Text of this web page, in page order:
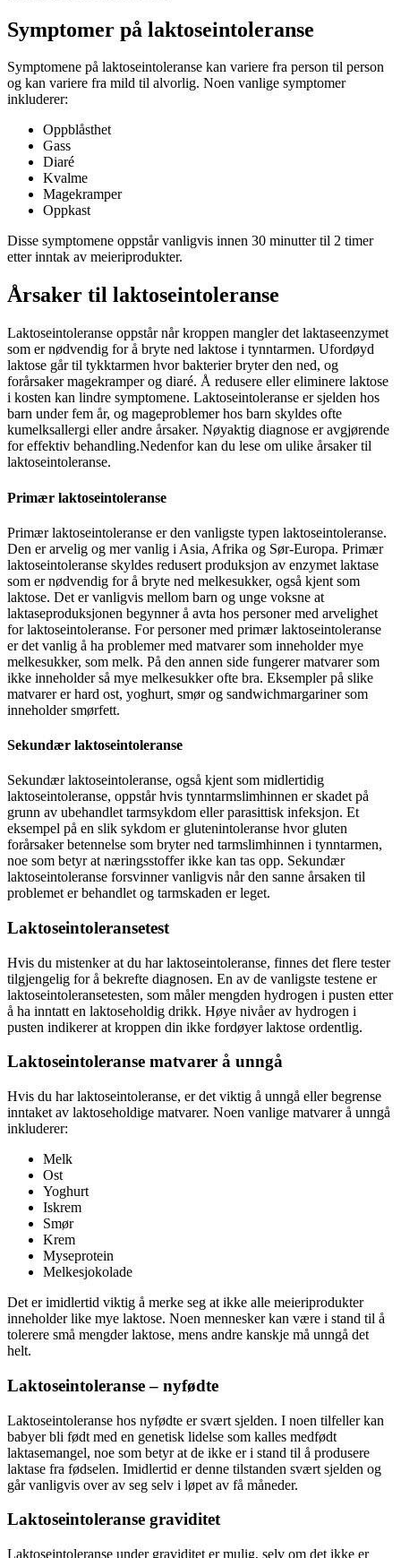
Symptomer på laktoseintoleranse
Symptomene på laktoseintoleranse kan variere fra person til person
og kan variere fra mild til alvorlig. Noen vanlige symptomer
inkluderer:
Oppblåsthet
Gass
Diaré
Kvalme
Magekramper
Oppkast
Disse symptomene oppstår vanligvis innen 30 minutter til 2 timer
etter inntak av meieriprodukter.
Årsaker til laktoseintoleranse
Laktoseintoleranse oppstår når kroppen mangler det laktaseenzymet
som er nødvendig for å bryte ned laktose i tynntarmen. Ufordøyd
laktose går til tykktarmen hvor bakterier bryter den ned, og
forårsaker magekramper og diaré. Å redusere eller eliminere laktose
i kosten kan lindre symptomene. Laktoseintoleranse er sjelden hos
barn under fem år, og mageproblemer hos barn skyldes ofte
kumelksallergi eller andre årsaker. Nøyaktig diagnose er avgjørende
for effektiv behandling.Nedenfor kan du lese om ulike årsaker til
laktoseintoleranse.
Primær laktoseintoleranse
Primær laktoseintoleranse er den vanligste typen laktoseintoleranse.
Den er arvelig og mer vanlig i Asia, Afrika og Sør-Europa. Primær
laktoseintoleranse skyldes redusert produksjon av enzymet laktase
som er nødvendig for å bryte ned melkesukker, også kjent som
laktose. Det er vanligvis mellom barn og unge voksne at
laktaseproduksjonen begynner å avta hos personer med arvelighet
for laktoseintoleranse. For personer med primær laktoseintoleranse
er det vanlig å ha problemer med matvarer som inneholder mye
melkesukker, som melk. På den annen side fungerer matvarer som
ikke inneholder så mye melkesukker ofte bra. Eksempler på slike
matvarer er hard ost, yoghurt, smør og sandwichmargariner som
inneholder smørfett.
Sekundær laktoseintoleranse
Sekundær laktoseintoleranse, også kjent som midlertidig
laktoseintoleranse, oppstår hvis tynntarmslimhinnen er skadet på
grunn av ubehandlet tarmsykdom eller parasittisk infeksjon. Et
eksempel på en slik sykdom er glutenintoleranse hvor gluten
forårsaker betennelse som bryter ned tarmslimhinnen i tynntarmen,
noe som betyr at næringsstoffer ikke kan tas opp. Sekundær
laktoseintoleranse forsvinner vanligvis når den sanne årsaken til
problemet er behandlet og tarmskaden er leget.
Laktoseintoleransetest
Hvis du mistenker at du har laktoseintoleranse, finnes det flere tester
tilgjengelig for å bekrefte diagnosen. En av de vanligste testene er
laktoseintoleransetesten, som måler mengden hydrogen i pusten etter
å ha inntatt en laktoseholdig drikk. Høye nivåer av hydrogen i
pusten indikerer at kroppen din ikke fordøyer laktose ordentlig.
Laktoseintoleranse matvarer å unngå
Hvis du har laktoseintoleranse, er det viktig å unngå eller begrense
inntaket av laktoseholdige matvarer. Noen vanlige matvarer å unngå
inkluderer:
Melk
Ost
Yoghurt
Iskrem
Smør
Krem
Myseprotein
Melkesjokolade
Det er imidlertid viktig å merke seg at ikke alle meieriprodukter
inneholder like mye laktose. Noen mennesker kan være i stand til å
tolerere små mengder laktose, mens andre kanskje må unngå det
helt.
Laktoseintoleranse – nyfødte
Laktoseintoleranse hos nyfødte er svært sjelden. I noen tilfeller kan
babyer bli født med en genetisk lidelse som kalles medfødt
laktasemangel, noe som betyr at de ikke er i stand til å produsere
laktase fra fødselen. Imidlertid er denne tilstanden svært sjelden og
går vanligvis over av seg selv i løpet av få måneder.
Laktoseintoleranse graviditet
Laktoseintoleranse under graviditet er mulig, selv om det ikke er